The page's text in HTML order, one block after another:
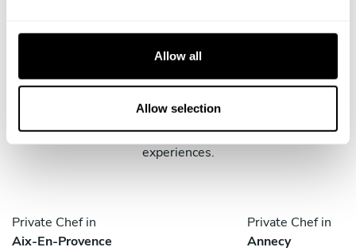
Allow all
Allow selection
Cities where you can enjoy a
Chef
Discover cities of France where you can enjoy our
experiences.
Private Chef in
Aix-En-Provence
Private Chef in
Annecy